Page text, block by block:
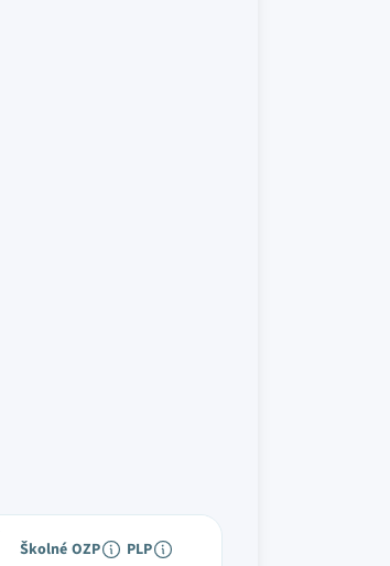
Školné OZP PLP